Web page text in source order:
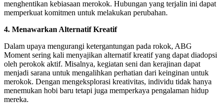
menghentikan kebiasaan merokok. Hubungan yang terjalin ini dapat
memperkuat komitmen untuk melakukan perubahan.
4. Menawarkan Alternatif Kreatif
Dalam upaya mengurangi ketergantungan pada rokok, ABG
Moment sering kali menyajikan alternatif kreatif yang dapat diadopsi
oleh perokok aktif. Misalnya, kegiatan seni dan kerajinan dapat
menjadi sarana untuk mengalihkan perhatian dari keinginan untuk
merokok. Dengan mengeksplorasi kreativitas, individu tidak hanya
menemukan hobi baru tetapi juga memperkaya pengalaman hidup
mereka.